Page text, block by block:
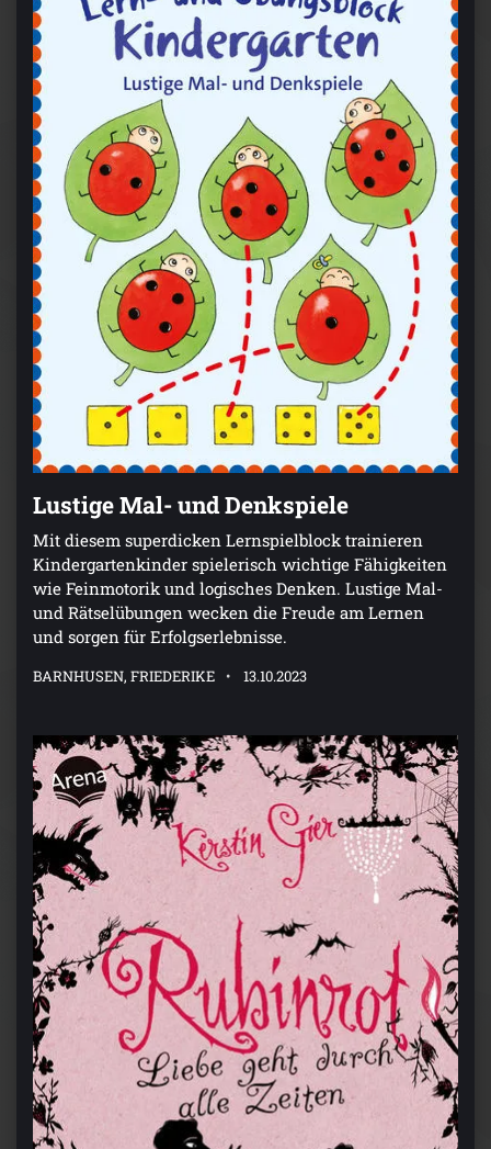
Lustige Mal- und Denkspiele
Mit diesem superdicken Lernspielblock trainieren
Kindergartenkinder spielerisch wichtige Fähigkeiten
wie Feinmotorik und logisches Denken. Lustige Mal-
und Rätselübungen wecken die Freude am Lernen
und sorgen für Erfolgserlebnisse.
BARNHUSEN, FRIEDERIKE 13.10.2023